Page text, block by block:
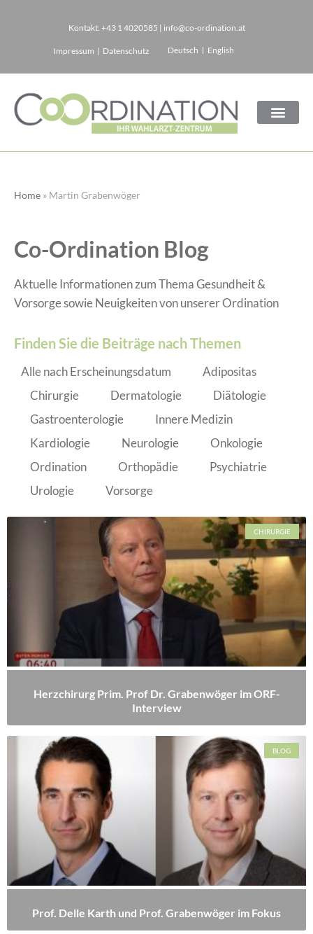
springen
Kontakt: +43 1 4020585 | info@co-ordination.at
Impressum | Datenschutz Deutsch English
Home » Martin Grabenwöger
Co-Ordination Blog
Aktuelle Informationen zum Thema Gesundheit &
Vorsorge sowie Neuigkeiten von unserer Ordination
Finden Sie die Beiträge nach Themen
Alle nach Erscheinungsdatum
Adipositas
Chirurgie
Dermatologie
Diätologie
Gastroenterologie
Innere Medizin
Kardiologie
Neurologie
Onkologie
Ordination
Orthopädie
Psychiatrie
Urologie
Vorsorge
CHIRURGIE
Herzchirurg Prim. Prof Dr. Grabenwöger im ORF-
Interview
BLOG
Prof. Delle Karth und Prof. Grabenwöger im Fokus